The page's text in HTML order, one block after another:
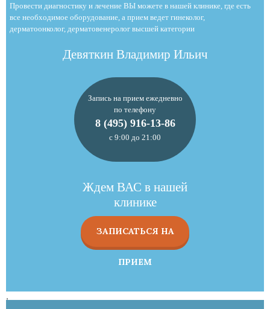
Провести диагностику и лечение ВЫ можете в нашей клинике, где есть
все необходимое оборудование, а прием ведет гинеколог,
дерматоонколог, дерматовенеролог высшей категории
Девяткин Владимир Ильич
Запись на прием ежедневно
по телефону
8 (495) 916-13-86
с 9:00 до 21:00
Ждем ВАС в нашей
клинике
ЗАПИСАТЬСЯ НА
ПРИЕМ